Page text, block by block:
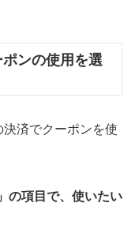
ンの使用を選
済でクーポンを使
の項目で、使いたい